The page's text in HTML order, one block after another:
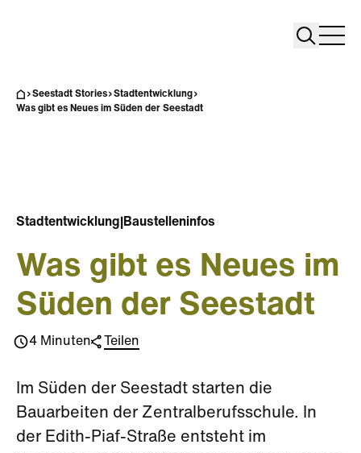
Search
Seestadt Stories
Stadtentwicklung
Was gibt es Neues im Süden der Seestadt
Stadtentwicklung Baustelleninfos
Was gibt es Neues im
Süden der Seestadt
4 Minuten Teilen
Im Süden der Seestadt starten die
Bauarbeiten der Zentralberufsschule. In
der Edith-Piaf-Straße entsteht im